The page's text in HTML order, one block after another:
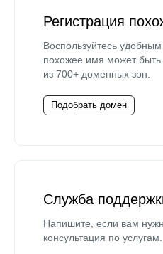
Регистрация
Воспользуйтесь
похожее имя может быть
из 700+ доменных зон.
Подобрать домен
Служба
Напишите, если вам
консультация по услугам.